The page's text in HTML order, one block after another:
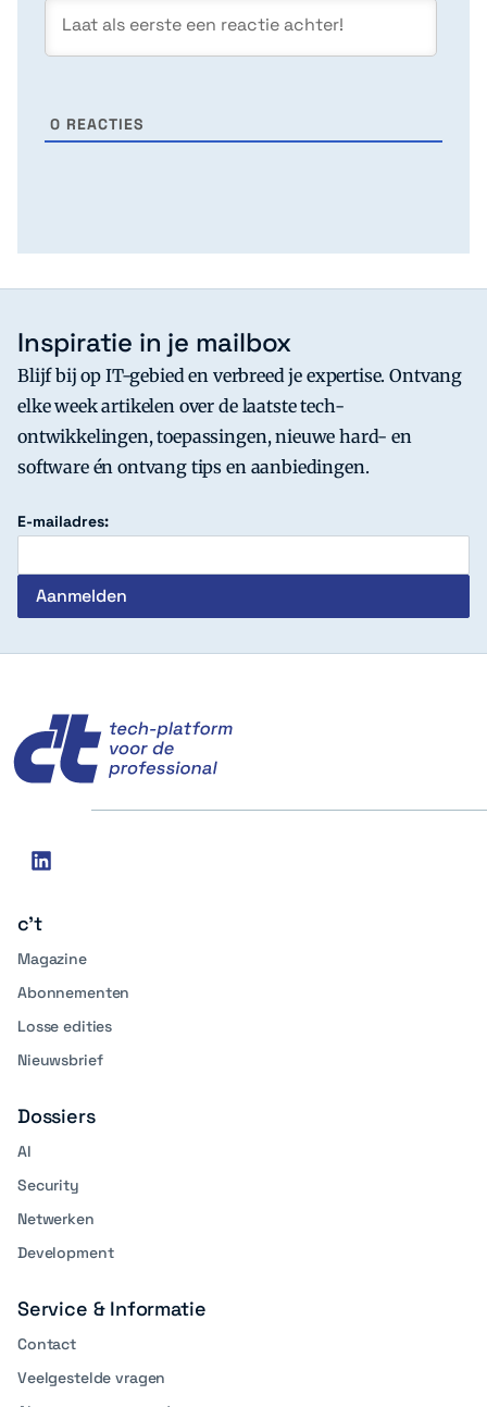
0 REACTIES
Inspiratie in je mailbox
Blijf bij op IT-gebied en verbreed je expertise. Ontvang
elke week artikelen over de laatste tech-
ontwikkelingen, toepassingen, nieuwe hard- en
software én ontvang tips en aanbiedingen.
E-mailadres:
Social
linkedin
c't
Magazine
Abonnementen
Losse edities
Nieuwsbrief
Dossiers
AI
Security
Netwerken
Development
Service & Informatie
Contact
Veelgestelde vragen